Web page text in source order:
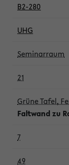
B2-280
UHG
Seminarraum
21
Grüne Tafel,
Faltwand zu
7
49